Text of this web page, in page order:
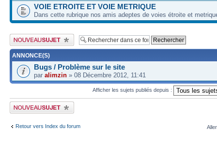
VOIE ETROITE ET VOIE METRIQUE
Dans cette rubrique nos amis adeptes de voies étroite et
Publier un nouveau sujet
ANNONCE(S)
Bugs / Problème sur le site
par alimzin » 08 Décembre 2012, 11:41
Afficher les sujets publiés depuis :
Publier un nouveau sujet
Retour vers Index du forum